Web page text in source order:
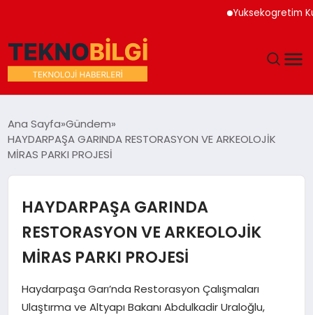
Yuksekogretim
DÜNYA
MAGAZIN
SAĞLIK
Ana Sayfa Gündem
HAYDARPAŞA GARINDA RESTORASYON VE ARKEOLOJİK
MİRAS PARKI PROJESİ
HAYDARPAŞA GARINDA
RESTORASYON VE ARKEOLOJİK
MİRAS PARKI PROJESİ
Haydarpaşa Garı’nda Restorasyon Çalışmaları
Ulaştırma ve Altyapı Bakanı Abdulkadir Uraloğlu,